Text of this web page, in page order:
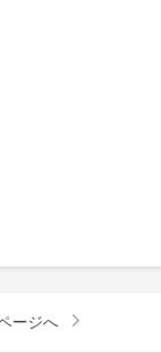
ージへ